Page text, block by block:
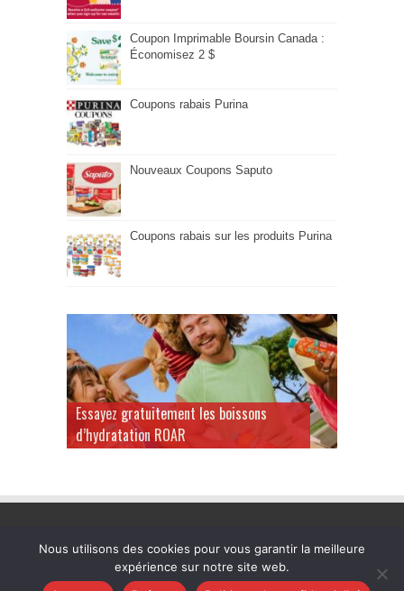
Coupon Imprimable Boursin Canada :
Économisez 2 $
Coupons rabais Purina
Nouveaux Coupons Saputo
Coupons rabais sur les produits Purina
Essayez gratuitement les boissons
d’hydratation ROAR
Nous utilisons des cookies pour vous garantir la meilleure
expérience sur notre site web.